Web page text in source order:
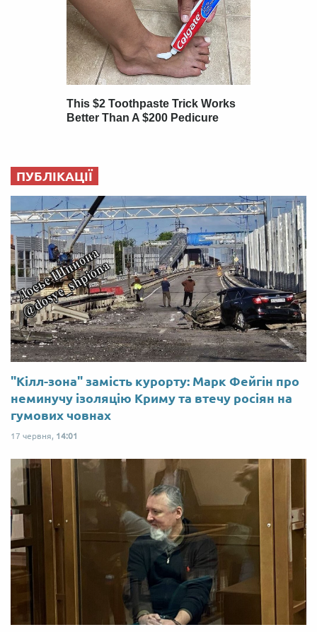
ПУБЛІКАЦІЇ
"Кілл-зона" замість курорту: Марк Фейгін про
неминучу ізоляцію Криму та втечу росіян на
гумових човнах
17 червня, 14:01